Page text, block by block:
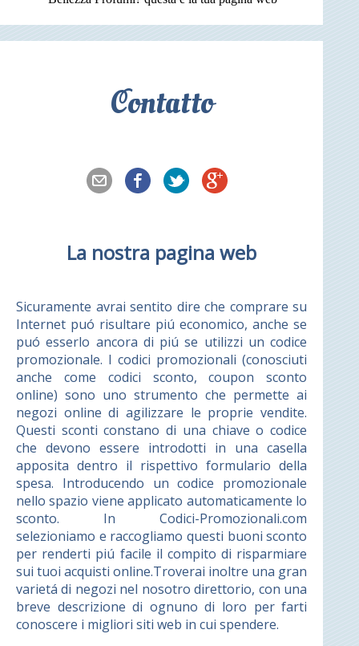
Contatto
La nostra pagina web
Sicuramente avrai sentito dire che comprare su
Internet puó risultare piú economico, anche se
puó esserlo ancora di piú se utilizzi un codice
promozionale. I codici promozionali (conosciuti
anche come codici sconto, coupon sconto
online) sono uno strumento che permette ai
negozi online di agilizzare le proprie vendite.
Questi sconti constano di una chiave o codice
che devono essere introdotti in una casella
apposita dentro il rispettivo formulario della
spesa. Introducendo un codice promozionale
nello spazio viene applicato automaticamente lo
sconto. In Codici-Promozionali.com
selezioniamo e raccogliamo questi buoni sconto
per renderti piú facile il compito di risparmiare
sui tuoi acquisti online.Troverai inoltre una gran
varietá di negozi nel nosotro direttorio, con una
breve descrizione di ognuno di loro per farti
conoscere i migliori siti web in cui spendere.